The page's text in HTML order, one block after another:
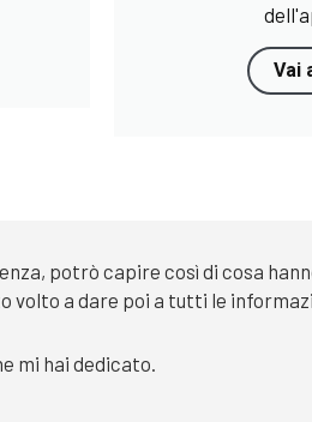
Vai
potrò capire così di cosa
volto a dare poi a tutti le
mi hai dedicato.